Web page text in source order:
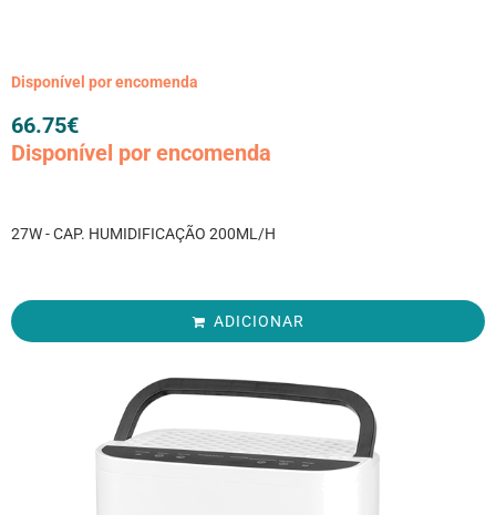
Disponível por encomenda
66.75€
Disponível por encomenda
27W - CAP. HUMIDIFICAÇÃO 200ML/H
ADICIONAR